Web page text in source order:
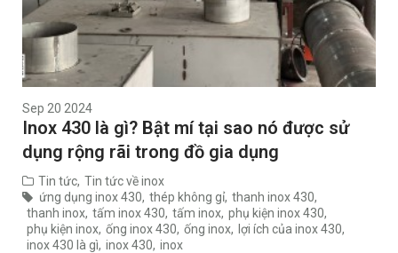
Sep 20 2024
Inox 430 là gì? Bật mí tại sao nó được sử
dụng rộng rãi trong đồ gia dụng
Tin tức, Tin tức về inox
ứng dụng inox 430, thép không gỉ, thanh inox 430,
thanh inox, tấm inox 430, tấm inox, phụ kiện inox 430,
phụ kiện inox, ống inox 430, ống inox, lợi ích của inox 430,
inox 430 là gì, inox 430, inox